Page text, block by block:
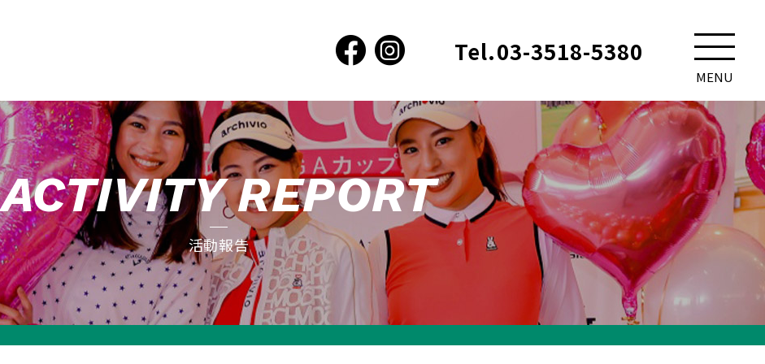
Tel.03-3518-5380
ACTIVITY REPORT
活動報告
メニュ
ー
MENU